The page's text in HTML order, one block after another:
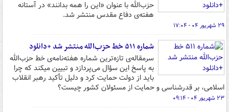
حزب‌الله با عنوان «این را همه بدانند» در آستانه
هفته‌ی دفاع مقدس منتشر شد.
۲۹ شهریور ۰۴ - ۱۷:۰۴
شماره ۵۱۱ خط حزب‌الله منتشر شد +دانلود
سرمقاله‌ی تازه‌ترین شماره هفته‌نامه‌ی خط حزب‌الله
به پاسخ این سؤال می‌پردازد و تبیین میکند که چرا
باید از دولت حمایت کرد و دلیل تأکید رهبر انقلاب
اسلامی، بر قدرشناسی و حمایت از مسئولان کشور چیست؟
۲۳ شهریور ۰۴ - ۰۹:۱۴